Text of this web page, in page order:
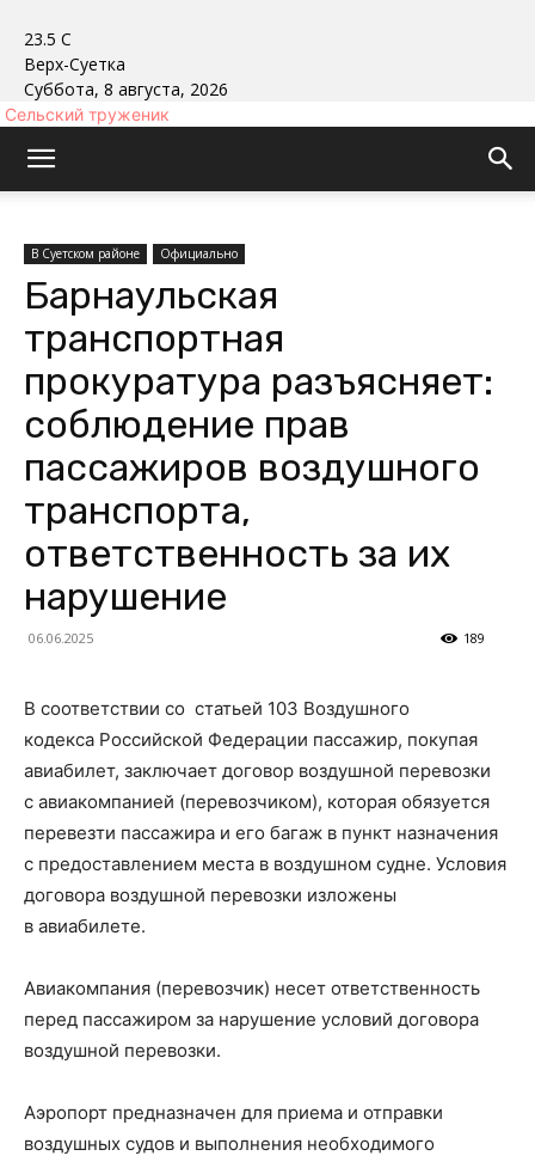
23.5 C
Верх-Суетка
Суббота, 8 августа, 2026
Сельский труженик
В Суетском районе Официально
Барнаульская
транспортная
прокуратура разъясняет:
соблюдение прав
пассажиров воздушного
транспорта,
ответственность за их
нарушение
06.06.2025 189
В соответствии со статьей 103 Воздушного
кодекса Российской Федерации пассажир, покупая
авиабилет, заключает договор воздушной перевозки
с авиакомпанией (перевозчиком), которая обязуется
перевезти пассажира и его багаж в пункт назначения
с предоставлением места в воздушном судне. Условия
договора воздушной перевозки изложены
в авиабилете.
Авиакомпания (перевозчик) несет ответственность
перед пассажиром за нарушение условий договора
воздушной перевозки.
Аэропорт предназначен для приема и отправки
воздушных судов и выполнения необходимого